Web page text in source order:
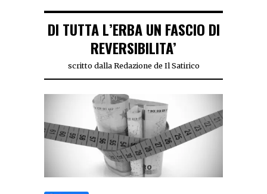
DI TUTTA L’ERBA UN FASCIO DI
REVERSIBILITA’
scritto dalla Redazione de Il Satirico